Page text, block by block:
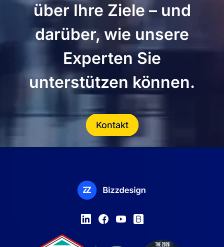
über Ihre Ziele – und
darüber, wie unsere
Experten Sie
unterstützen können.
Kontakt